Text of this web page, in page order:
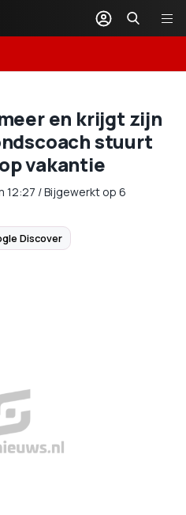
en krijgt zijn
stuurt
vakantie
12:27 /Bijgewerkt op 6
Discover